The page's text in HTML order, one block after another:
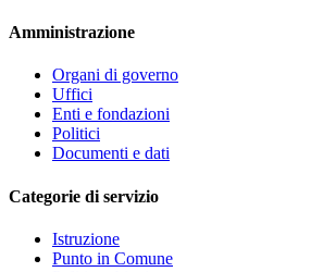
Amministrazione
Organi di governo
Uffici
Enti e fondazioni
Politici
Documenti e dati
Categorie di servizio
Istruzione
Punto in Comune